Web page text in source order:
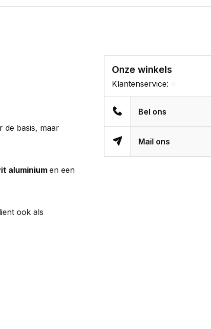
de basis, maar
aluminiumen een
ook als
Onze winkels
Klantenservice:
Bel ons
Mail ons